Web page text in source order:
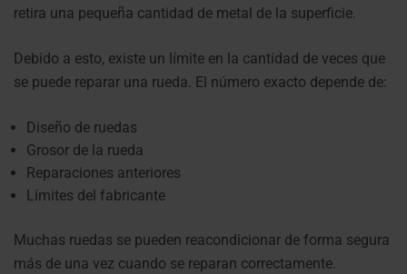
retira una pequeña cantidad de metal de la superficie.
Debido a esto, existe un límite en la cantidad de veces que
se puede reparar una rueda. El número exacto depende de:
Diseño de ruedas
Grosor de la rueda
Reparaciones anteriores
Límites del fabricante
Muchas ruedas se pueden reacondicionar de forma segura
más de una vez cuando se reparan correctamente.